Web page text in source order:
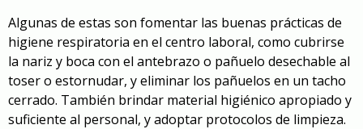
Algunas de estas son fomentar las buenas prácticas de
higiene respiratoria en el centro laboral, como cubrirse
la nariz y boca con el antebrazo o pañuelo desechable al
toser o estornudar, y eliminar los pañuelos en un tacho
cerrado. También brindar material higiénico apropiado y
suficiente al personal, y adoptar protocolos de limpieza.